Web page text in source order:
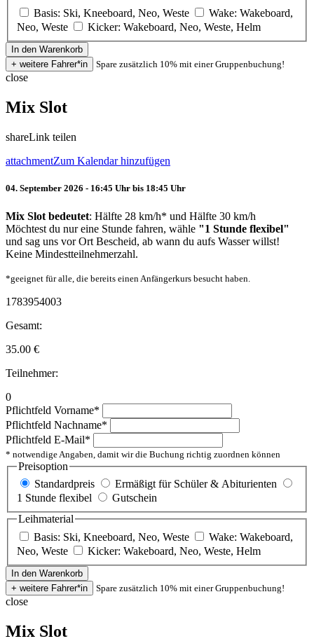
Basis: Ski, Kneeboard, Neo, Weste
Wake: Wakeboard,
Neo, Weste
Kicker: Wakeboard, Neo, Weste, Helm
Spare zusätzlich 10% mit einer Gruppenbuchung!
close
Mix Slot
shareLink teilen
attachmentZum Kalendar hinzufügen
04. September 2026 - 16:45 Uhr bis 18:45 Uhr
Mix Slot bedeutet: Hälfte 28 km/h* und Hälfte 30 km/h
Möchtest du nur eine Stunde fahren, wähle "1 Stunde flexibel"
und sag uns vor Ort Bescheid, ab wann du aufs Wasser willst!
Keine Mindestteilnehmerzahl.
*geeignet für alle, die bereits einen Anfängerkurs besucht haben.
1783954003
Gesamt:
35.00 €
Teilnehmer:
0
Pflichtfeld Vorname*
Pflichtfeld Nachname*
Pflichtfeld E-Mail*
* notwendige Angaben, damit wir die Buchung richtig zuordnen können
Preisoption
Standardpreis
Ermäßigt für Schüler & Abiturienten
1 Stunde flexibel
Gutschein
Leihmaterial
Basis: Ski, Kneeboard, Neo, Weste
Wake: Wakeboard,
Neo, Weste
Kicker: Wakeboard, Neo, Weste, Helm
Spare zusätzlich 10% mit einer Gruppenbuchung!
close
Mix Slot